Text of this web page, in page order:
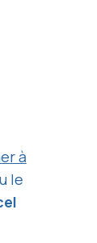
à
le